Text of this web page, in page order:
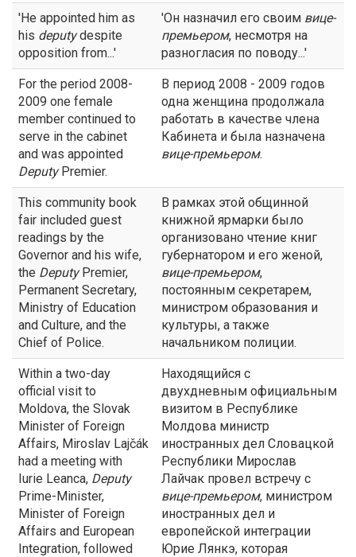
'He appointed him as
his deputydespite
opposition from...'
'Он назначил его своим вице-
премьером, несмотря на
разногласия по поводу...'
For the period 2008-
2009 one female
member continued to
serve in the cabinet
and was appointed
DeputyPremier.
В период 2008 - 2009 годов
одна женщина продолжала
работать в качестве члена
Кабинета и была назначена
вице-премьером.
This community book
fair included guest
readings by the
Governor and his wife,
the DeputyPremier,
Permanent Secretary,
Ministry of Education
and Culture, and the
Chief of Police.
В рамках этой общинной
книжной ярмарки было
организовано чтение книг
губернатором и его женой,
вице-премьером,
постоянным секретарем,
министром образования и
культуры, а также
начальником полиции.
Within a two-day
official visit to
Moldova, the Slovak
Minister of Foreign
Affairs, Miroslav Lajčák
had a meeting with
Iurie Leanca, Deputy
Prime-Minister,
Minister of Foreign
Affairs and European
Integration, followed
Находящийся с
двухдневным официальным
визитом в Республике
Молдова министр
иностранных дел Словацкой
Республики Мирослав
Лайчак провел встречу с
вице-премьером, министром
иностранных дел и
европейской интеграции
Юрие Лянкэ, которая